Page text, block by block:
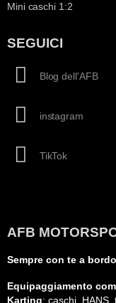
Mini caschi 1:2
SEGUICI
Blog dell'AFB
instagram
TikTok
AFB
Sempre con te a
Equipaggiamento
Karting: caschi, HANS,